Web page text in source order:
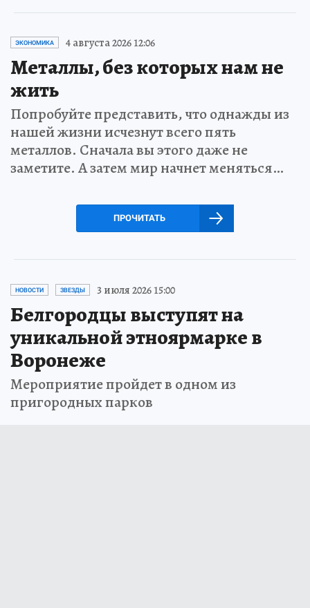
ЭКОНОМИКА 4 августа 2026 12:06
Металлы, без которых нам не
жить
Попробуйте представить, что однажды из
нашей жизни исчезнут всего пять
металлов. Сначала вы этого даже не
заметите. А затем мир начнет меняться…
ПРОЧИТАТЬ
НОВОСТИ ЗВЕЗДЫ 3 июля 2026 15:00
Белгородцы выступят на
уникальной этноярмарке в
Воронеже
Мероприятие пройдет в одном из
пригородных парков